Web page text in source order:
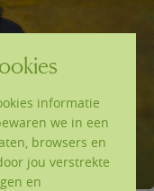
informatie
we in een
browsers en
jou verstrekte
en